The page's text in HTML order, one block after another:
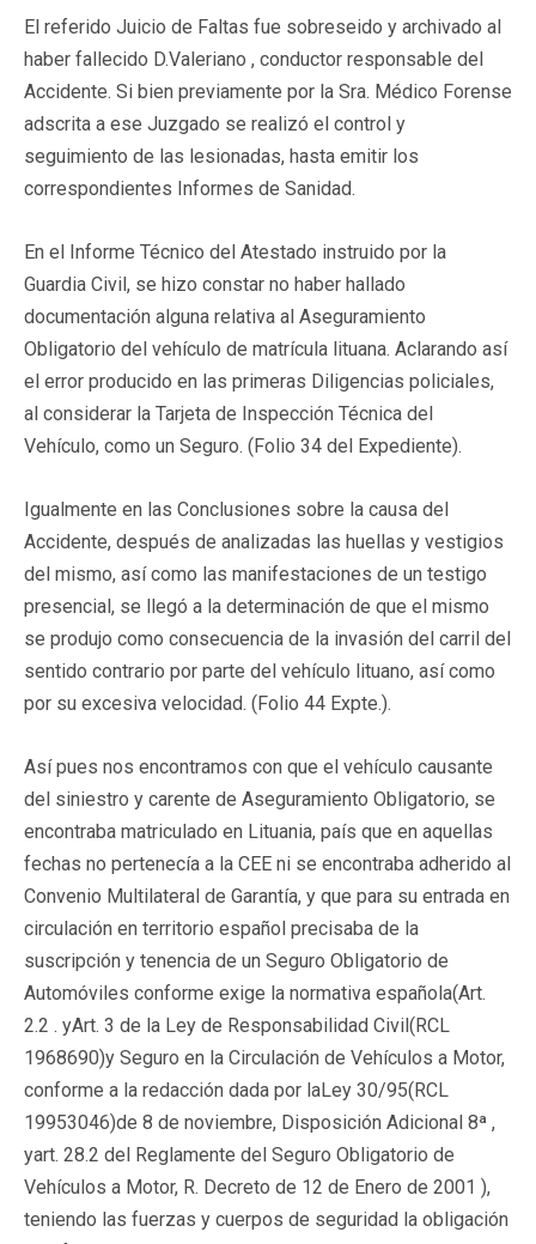
El referido Juicio de Faltas fue sobreseido y archivado al
haber fallecido D.Valeriano , conductor responsable del
Accidente. Si bien previamente por la Sra. Médico Forense
adscrita a ese Juzgado se realizó el control y
seguimiento de las lesionadas, hasta emitir los
correspondientes Informes de Sanidad.
En el Informe Técnico del Atestado instruido por la
Guardia Civil, se hizo constar no haber hallado
documentación alguna relativa al Aseguramiento
Obligatorio del vehículo de matrícula lituana. Aclarando así
el error producido en las primeras Diligencias policiales,
al considerar la Tarjeta de Inspección Técnica del
Vehículo, como un Seguro. (Folio 34 del Expediente).
Igualmente en las Conclusiones sobre la causa del
Accidente, después de analizadas las huellas y vestigios
del mismo, así como las manifestaciones de un testigo
presencial, se llegó a la determinación de que el mismo
se produjo como consecuencia de la invasión del carril del
sentido contrario por parte del vehículo lituano, así como
por su excesiva velocidad. (Folio 44 Expte.).
Así pues nos encontramos con que el vehículo causante
del siniestro y carente de Aseguramiento Obligatorio, se
encontraba matriculado en Lituania, país que en aquellas
fechas no pertenecía a la CEE ni se encontraba adherido al
Convenio Multilateral de Garantía, y que para su entrada en
circulación en territorio español precisaba de la
suscripción y tenencia de un Seguro Obligatorio de
Automóviles conforme exige la normativa española(Art.
2.2 . yArt. 3 de la Ley de Responsabilidad Civil(RCL
1968690)y Seguro en la Circulación de Vehículos a Motor,
conforme a la redacción dada por laLey 30/95(RCL
19953046)de 8 de noviembre, Disposición Adicional 8ª ,
yart. 28.2 del Reglamente del Seguro Obligatorio de
Vehículos a Motor, R. Decreto de 12 de Enero de 2001 ),
teniendo las fuerzas y cuerpos de seguridad la obligación